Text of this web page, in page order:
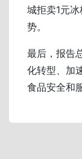
城拒卖1元
势。
最后，报告
化转型、加
食品安全和